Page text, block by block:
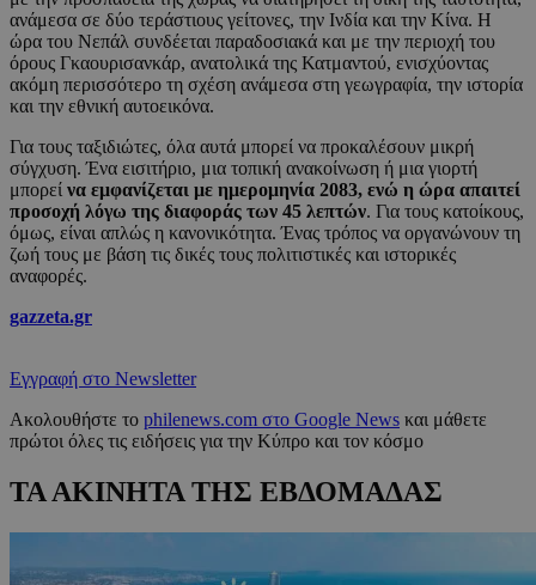
ανάμεσα σε δύο τεράστιους γείτονες, την Ινδία και την Κίνα. Η
ώρα του Νεπάλ συνδέεται παραδοσιακά και με την περιοχή του
όρους Γκαουρισανκάρ, ανατολικά της Κατμαντού, ενισχύοντας
ακόμη περισσότερο τη σχέση ανάμεσα στη γεωγραφία, την ιστορία
και την εθνική αυτοεικόνα.
Για τους ταξιδιώτες, όλα αυτά μπορεί να προκαλέσουν μικρή
σύγχυση. Ένα εισιτήριο, μια τοπική ανακοίνωση ή μια γιορτή
μπορεί να εμφανίζεται με ημερομηνία 2083, ενώ η ώρα απαιτεί
προσοχή λόγω της διαφοράς των 45 λεπτών. Για τους κατοίκους,
όμως, είναι απλώς η κανονικότητα. Ένας τρόπος να οργανώνουν τη
ζωή τους με βάση τις δικές τους πολιτιστικές και ιστορικές
αναφορές.
gazzeta.gr
Εγγραφή στο Newsletter
Ακολουθήστε το philenews.com στο Google News και μάθετε
πρώτοι όλες τις ειδήσεις για την Κύπρο και τον κόσμο
ΤΑ ΑΚΙΝΗΤΑ ΤΗΣ ΕΒΔΟΜΑΔΑΣ